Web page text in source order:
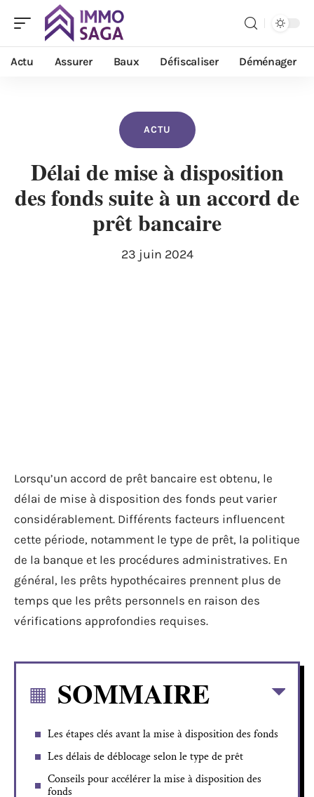
Actu Assurer Baux Défiscaliser Déménager
ACTU
Délai de mise à disposition
des fonds suite à un accord de
prêt bancaire
23 juin 2024
Lorsqu’un accord de prêt bancaire est obtenu, le
délai de mise à disposition des fonds peut varier
considérablement. Différents facteurs influencent
cette période, notamment le type de prêt, la politique
de la banque et les procédures administratives. En
général, les prêts hypothécaires prennent plus de
temps que les prêts personnels en raison des
vérifications approfondies requises.
SOMMAIRE
Les étapes clés avant la mise à disposition des fonds
Les délais de déblocage selon le type de prêt
Conseils pour accélérer la mise à disposition des
fonds